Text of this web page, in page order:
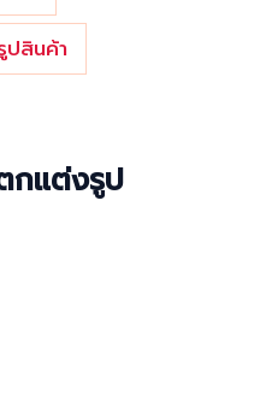
ปสินค้า
กแต่งรูป